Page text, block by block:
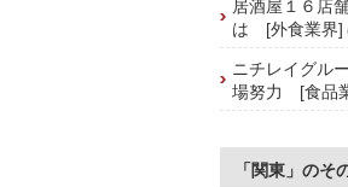
居酒屋１６店
は [外食業界]
ニチレイグル
場努力 [食品
「関東」のそ